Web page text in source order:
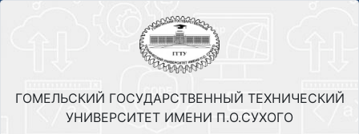
ГОМЕЛЬСКИЙ ГОСУДАРСТВЕННЫЙ ТЕХНИЧЕСКИЙ
УНИВЕРСИТЕТ ИМЕНИ П.О.СУХОГО